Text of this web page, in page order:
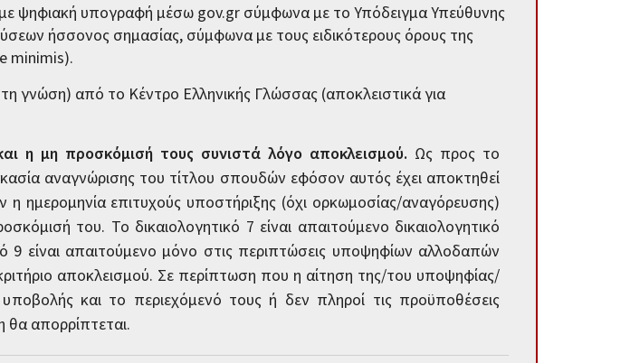
ψηφιακή υπογραφή μέσω gov.gr σύμφωνα με το Υπόδειγμα Υπεύθυνης
ήσσονος σημασίας, σύμφωνα με τους ειδικότερους όρους της
minimis).
γνώση) από το Κέντρο Ελληνικής Γλώσσας (αποκλειστικά για
η μη προσκόμισή τους συνιστά λόγο αποκλεισμού. Ως προς το
αναγνώρισης του τίτλου σπουδών εφόσον αυτός έχει αποκτηθεί
ημερομηνία επιτυχούς υποστήριξης (όχι ορκωμοσίας/αναγόρευσης)
του. Το δικαιολογητικό 7 είναι απαιτούμενο δικαιολογητικό
9 είναι απαιτούμενο μόνο στις περιπτώσεις υποψηφίων αλλοδαπών
αποκλεισμού. Σε περίπτωση που η αίτηση της/του υποψηφίας/
και το περιεχόμενό τους ή δεν πληροί τις προϋποθέσεις
απορρίπτεται.